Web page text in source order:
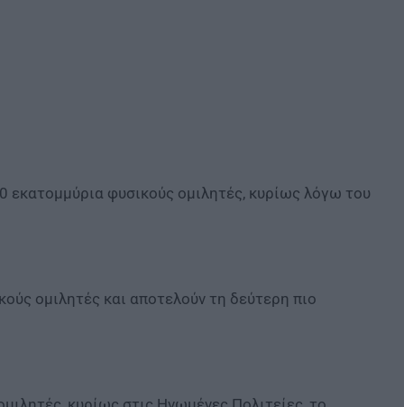
εκατομμύρια φυσικούς ομιλητές, κυρίως λόγω του
ομιλητές και αποτελούν τη δεύτερη πιο